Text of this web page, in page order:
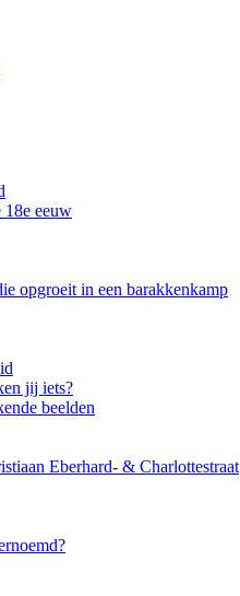
eeuw
opgroeit in een barakkenkamp
jij iets?
beelden
Eberhard- & Charlottestraat